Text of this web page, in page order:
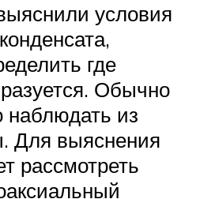
условия
где
Обычно
наблюдать из
Для выяснения
рассмотреть